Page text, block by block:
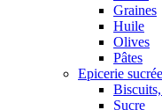
Graines
Huile
Olives
Pâtes
Epicerie sucrée
Sucre